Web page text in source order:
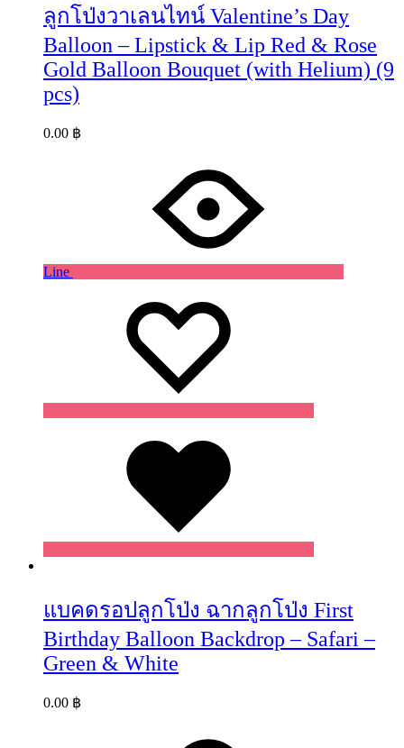
ลูกโป่งวาเลนไทน์ Valentine’s Day
Balloon – Lipstick & Lip Red & Rose
Gold Balloon Bouquet (with Helium) (9
pcs)
0.00 ฿
Line
แบคดรอปลูกโป่ง ฉากลูกโป่ง First
Birthday Balloon Backdrop – Safari –
Green & White
0.00 ฿